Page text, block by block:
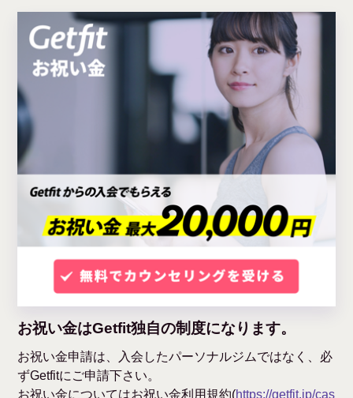
お祝い金はGetfit独自の制度になります。
お祝い金申請は、入会したパーソナルジムではなく、必
ずGetfitにご申請下さい。
お祝い金についてはお祝い金利用規約(https://getfit.jp/cas